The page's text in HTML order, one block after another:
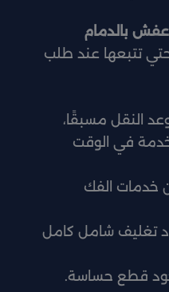
بالدمام
حتي تتبعها عند طلب
النقل مسبقًا،
في الوقت
خدمات الفك
تغليف شامل كامل
قطع حساسة.